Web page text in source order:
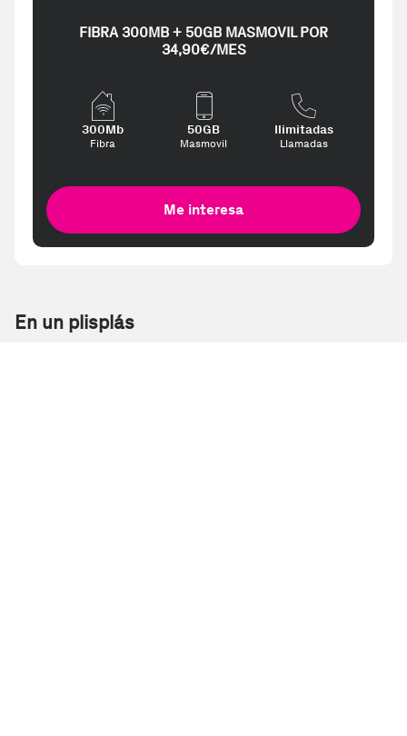
FIBRA 300MB + 50GB MASMOVIL POR
34,90€/MES
300Mb
Fibra
50GB
Masmovil
Ilimitadas
Llamadas
Me interesa
En un plisplás